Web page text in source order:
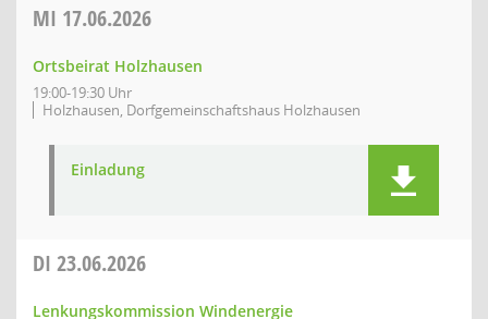
MI 17.06.2026
Ortsbeirat Holzhausen
19:00-19:30 Uhr
Holzhausen, Dorfgemeinschaftshaus Holzhausen
Einladung
DI 23.06.2026
Lenkungskommission Windenergie